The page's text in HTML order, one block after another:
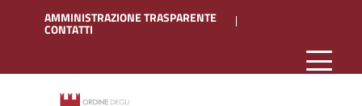
AMMINISTRAZIONE TRASPARENTE
CONTATTI